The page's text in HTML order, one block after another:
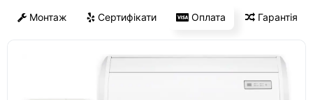
Монтаж Сертифікати Оплата Гарантія